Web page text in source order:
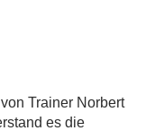
Trainer Norbert
es die